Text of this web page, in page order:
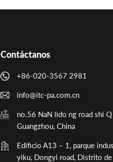
Contáctanos
+86-020-3567 2981
info@itc-pa.com.cn
no.56 NaN lido ng road shi Q
Guangzhou, China
Edificio A13 – 1, parque
yiku, Dongyi road, Distrito de